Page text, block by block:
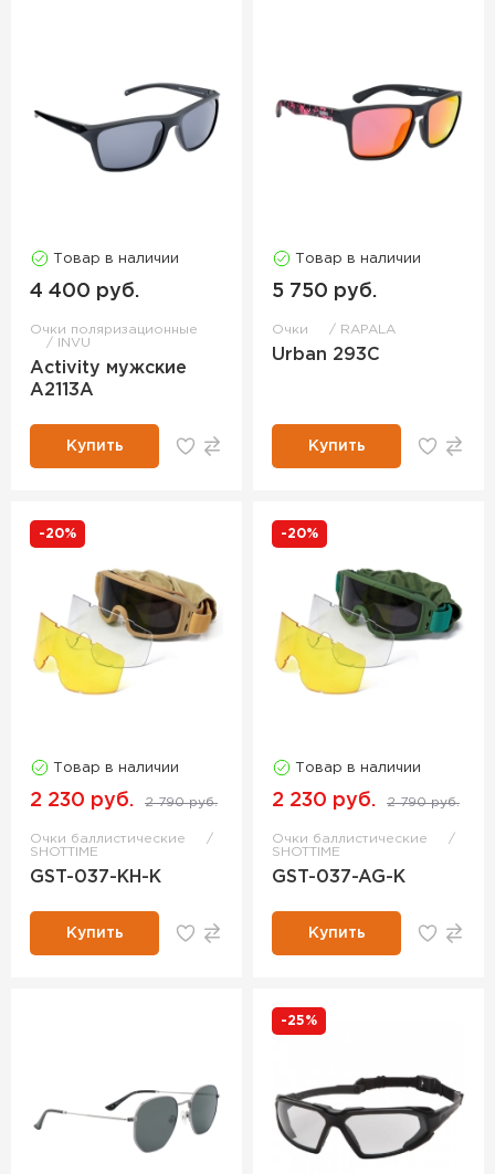
Товар в наличии
4 400 руб.
Очки поляризационные
INVU
Activity мужские
A2113A
Купить
Товар в наличии
5 750 руб.
Очки RAPALA
Urban 293C
Купить
-20%
Товар в наличии
2 230 руб. 2 790 руб.
Очки баллистические
SHOTTIME
GST-037-KH-K
Купить
-20%
Товар в наличии
2 230 руб. 2 790 руб.
Очки баллистические
SHOTTIME
GST-037-AG-K
Купить
-25%